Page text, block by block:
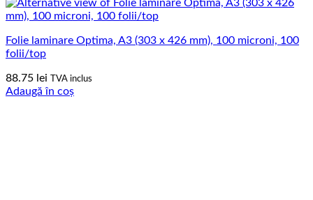
Folie laminare Optima, A3 (303 x 426 mm), 100 microni, 100
folii/top
88.75 lei TVA inclus
Adaugă în coș